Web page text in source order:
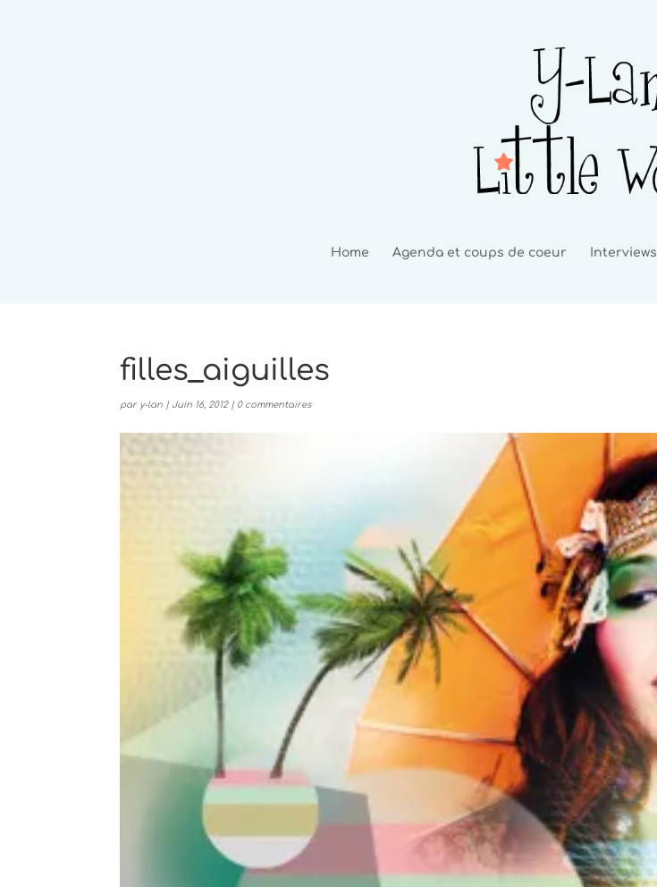
Home Agenda et coups de coeur Interviews
filles_aiguilles
par y-lan | Juin 16, 2012| 0 commentaires